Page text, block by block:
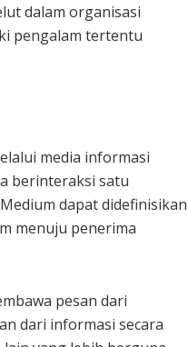
dalam organisasi
pengalam tertentu
media informasi
berinteraksi satu
dapat didefinisikan
menuju penerima
pesan dari
dari informasi secara